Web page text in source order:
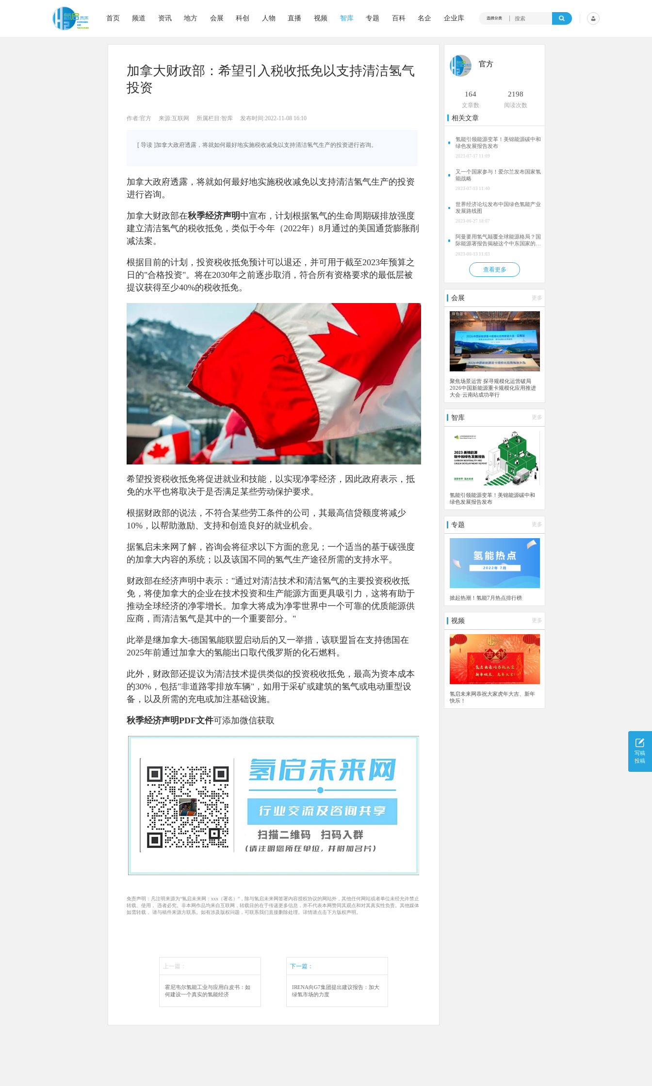
首页 频道 资讯 地方 会展 科创 人物 直播 视频 智库 专题 百科 名企 企业库 选择分类
写稿
投稿
加拿大财政部：希望引入税收抵免以支持清洁氢气
投资
作者:官方 来源:互联网 所属栏目:智库 发布时间:2022-11-08 16:10
[ 导读 ]加拿大政府透露，将就如何最好地实施税收减免以支持清洁氢气生产的投资进行咨询。
加拿大政府透露，将就如何最好地实施税收减免以支持清洁氢气生产的投资
进行咨询。
加拿大财政部在秋季经济声明 中宣布，计划根据氢气的生命周期碳排放强度
建立清洁氢气的税收抵免，类似于今年（2022年）8月通过的美国通货膨胀削
减法案。
根据目前的计划，投资税收抵免预计可以退还，并可用于截至2023年预算之
日的"合格投资"。将在2030年之前逐步取消，符合所有资格要求的最低层被
提议获得至少40%的税收抵免。
希望投资税收抵免将促进就业和技能，以实现净零经济，因此政府表示，抵
免的水平也将取决于是否满足某些劳动保护要求。
根据财政部的说法，不符合某些劳工条件的公司，其最高信贷额度将减少
10%，以帮助激励、支持和创造良好的就业机会。
据氢启未来网了解，咨询会将征求以下方面的意见；一个适当的基于碳强度
的加拿大内容的系统；以及该国不同的氢气生产途径所需的支持水平。
财政部在经济声明中表示："通过对清洁技术和清洁氢气的主要投资税收抵
免，将使加拿大的企业在技术投资和生产能源方面更具吸引力，这将有助于
推动全球经济的净零增长。加拿大将成为净零世界中一个可靠的优质能源供
应商，而清洁氢气是其中的一个重要部分。"
此举是继加拿大-德国氢能联盟启动后的又一举措，该联盟旨在支持德国在
2025年前通过加拿大的氢能出口取代俄罗斯的化石燃料。
此外，财政部还提议为清洁技术提供类似的投资税收抵免，最高为资本成本
的30%，包括"非道路零排放车辆"，如用于采矿或建筑的氢气或电动重型设
备，以及所需的充电或加注基础设施。
秋季经济声明PDF文件可添加微信获取
免责声明：凡注明来源为“氢启未来网：xxx（署名）”，除与氢启未来网签署内容授权协议的网站外，其他任何网站或者单位未经允许禁止
转载、使用， 违者必究。非本网作品均来自互联网，转载目的在于传递更多信息，并不代表本网赞同其观点和对其真实性负责。其他媒体
如需转载， 请与稿件来源方联系。如有涉及版权问题，可联系我们直接删除处理。详情请点击下方版权声明。
上一篇：
霍尼韦尔氢能工业与应用白皮书：如
何建设一个真实的氢能经济
下一篇：
IRENA向G7集团提出建议报告：加大
绿氢市场的力度
官方
164
文章数
2198
阅读次数
相关文章
氢能引领能源变革！美锦能源碳中和
绿色发展报告发布
2023-07-17 11:09
又一个国家参与！爱尔兰发布国家氢
能战略
2023-07-13 11:40
世界经济论坛发布中国绿色氢能产业
发展路线图
2023-06-27 18:07
阿曼要用氢气颠覆全球能源格局？国
际能源署报告揭秘这个中东国家的惊
2023-06-13 11:03
查看更多
会展 更多
聚焦场景运营 探寻规模化运营破局
2026中国新能源重卡规模化应用推进
大会·云南站成功举行
智库 更多
氢能引领能源变革！美锦能源碳中和
绿色发展报告发布
专题 更多
掀起热潮！氢能7月热点排行榜
视频 更多
氢启未来网恭祝大家虎年大吉、新年
快乐！